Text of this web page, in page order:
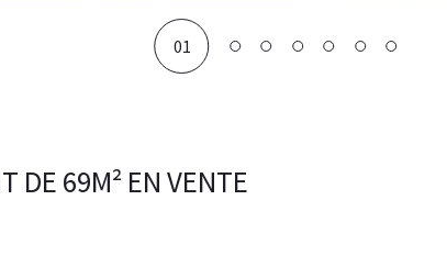
01
DE 69M² EN VENTE